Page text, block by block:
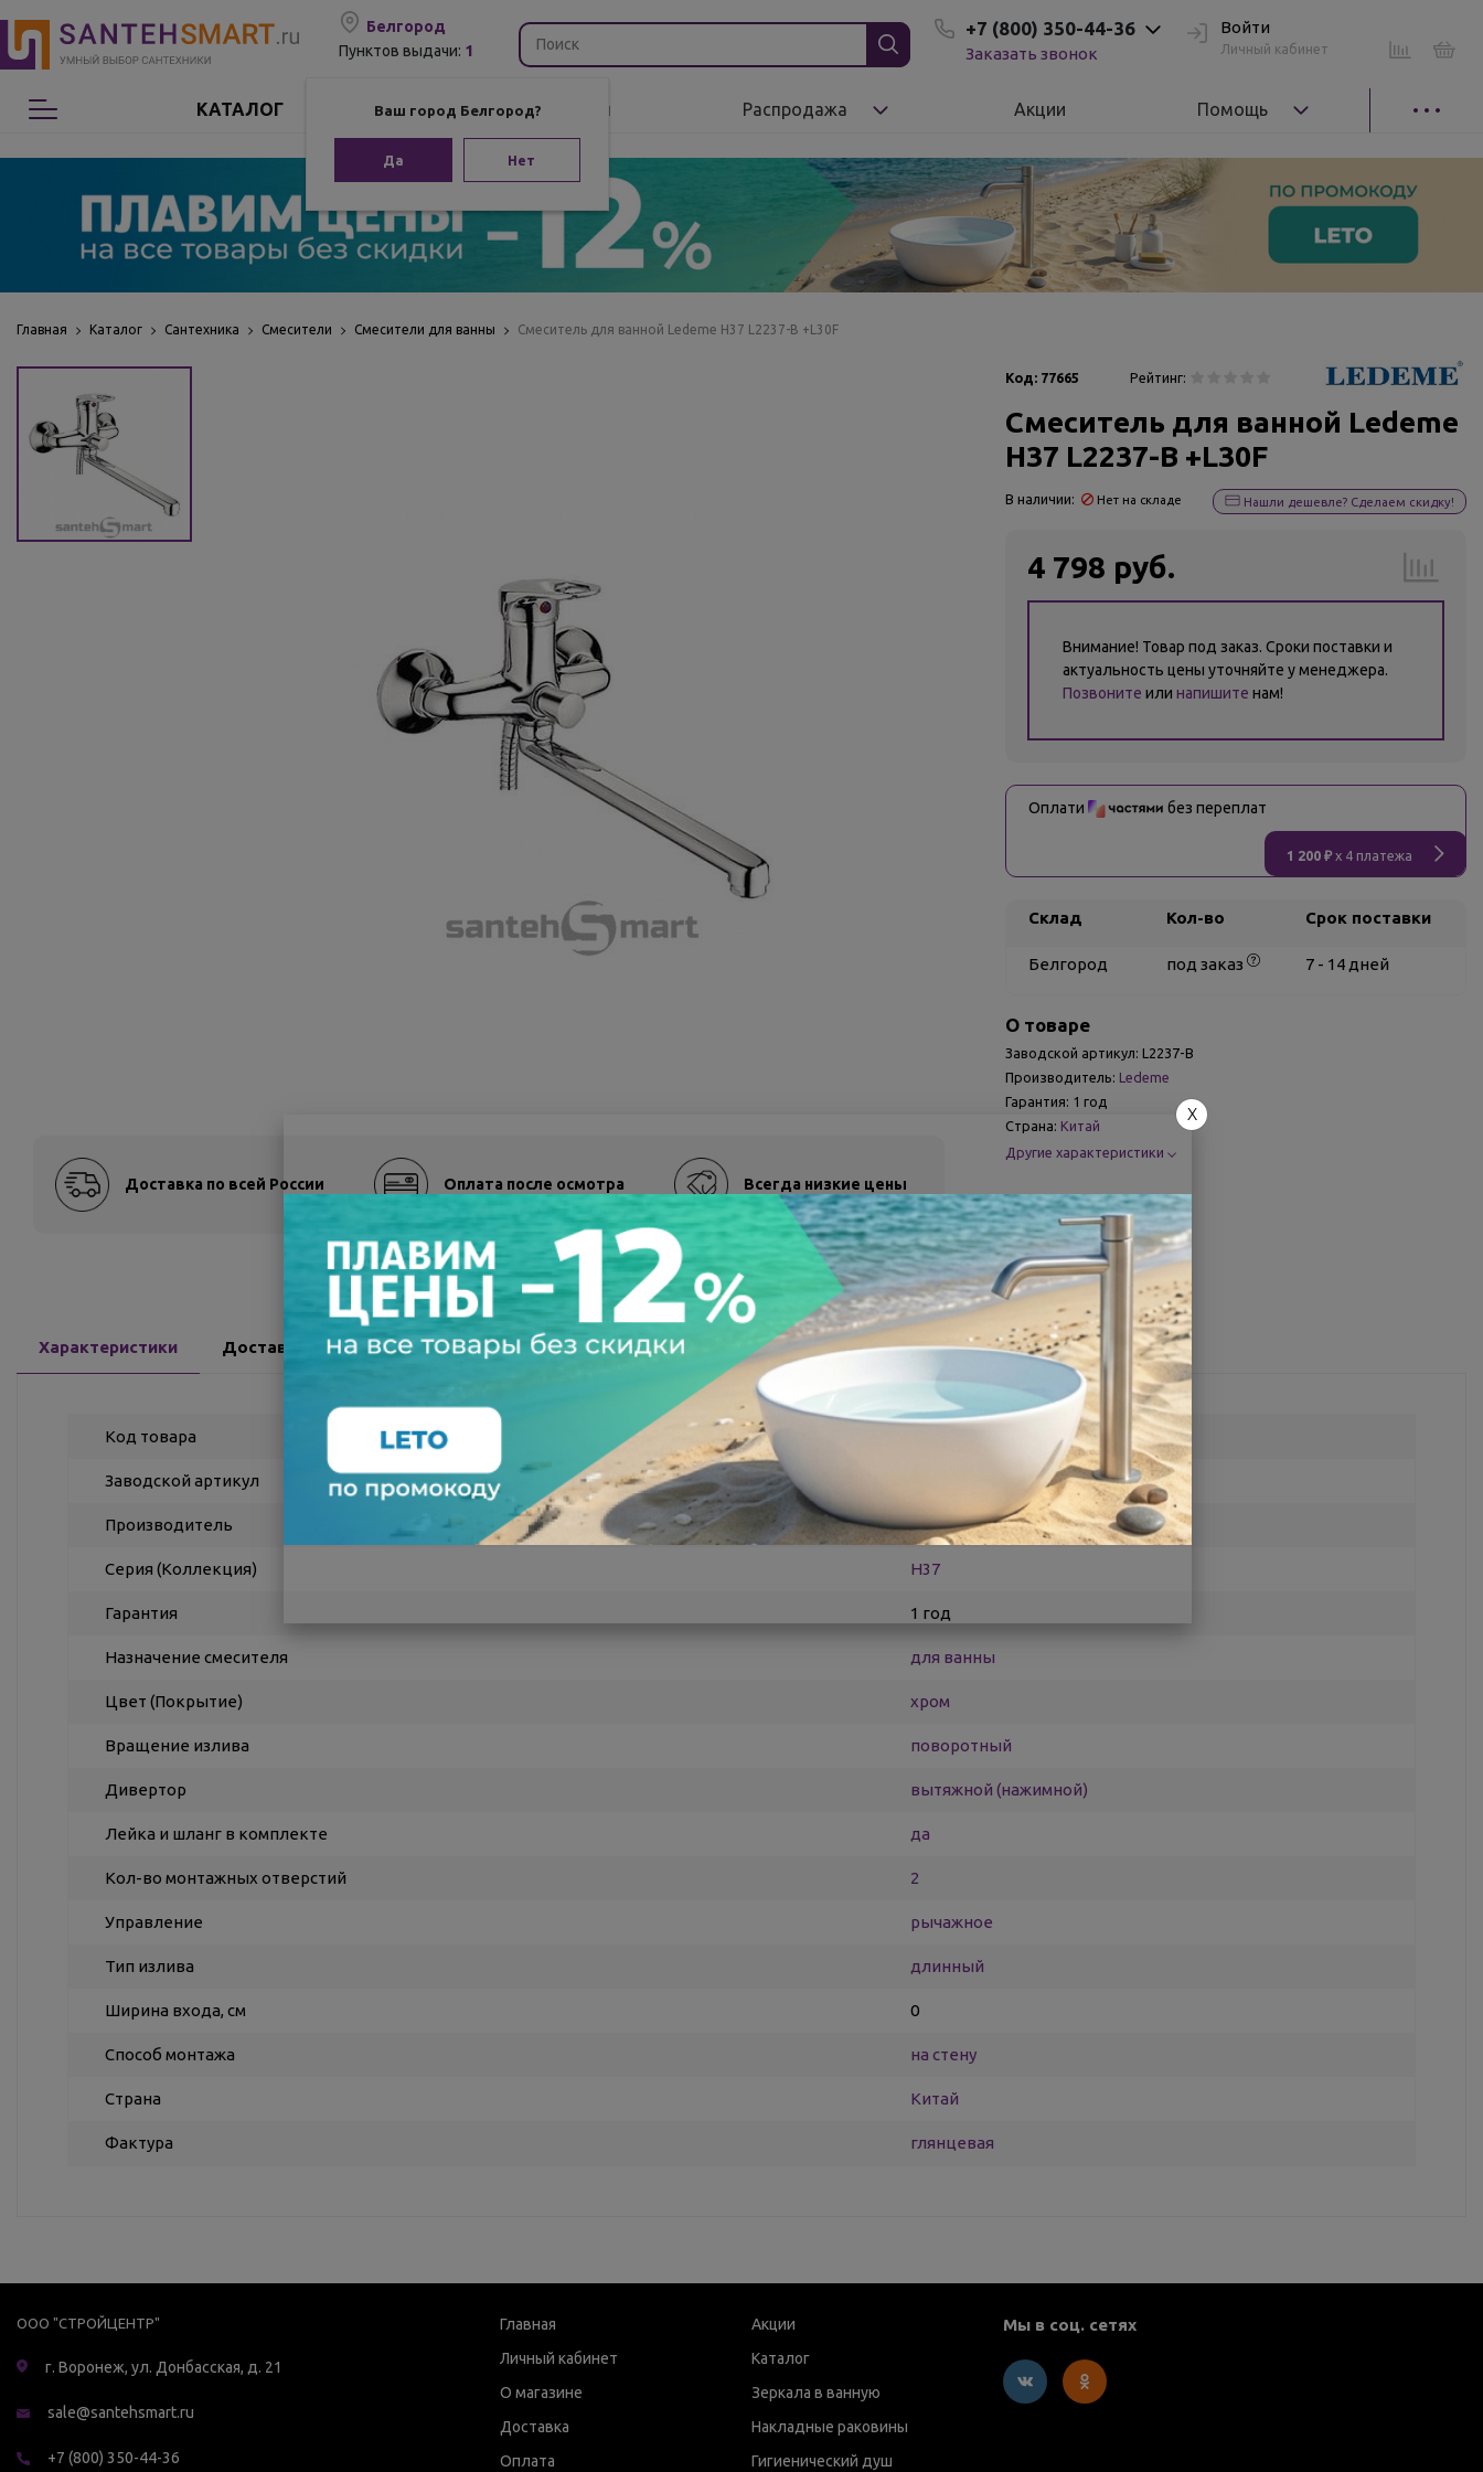
Белгород
Пунктов выдачи: 1
Ваш город Белгород?
Да Нет
+7 (800) 350-44-36
Заказать звонок
Войти
Личный кабинет
КАТАЛОГ
Сантехника
Мебель для ванной
Аксессуары для ванной
Комплектующие
Бренды Распродажа Акции Помощь
Главная Каталог Сантехника Смесители Смесители для ванны Смеситель для ванной Ledeme Н37 L2237-В +L30F
Доставка по всей России Оплата после осмотра Всегда низкие цены
Код: 77665 Рейтинг:
Смеситель для ванной Ledeme
Н37 L2237-В +L30F
В наличии: Нет на складе Нашли дешевле? Сделаем скидку!
4 798 руб.
Внимание! Товар под заказ. Сроки поставки и
актуальность цены уточняйте у менеджера.
Позвоните или напишите нам!
Оплати без переплат
1 200 ₽x 4 платежа
Склад Кол-во Срок поставки
Белгород под заказ 7 - 14 дней
О товаре
Заводской артикул: L2237-В
Производитель: Ledeme
Гарантия: 1 год
Страна: Китай
Другие характеристики
Поделиться
Характеристики Доставка Отзывы
Код товара
Заводской артикул
Производитель Ledeme
Серия (Коллекция) Н37
Гарантия 1 год
Назначение смесителя для ванны
Цвет (Покрытие) хром
Вращение излива поворотный
Дивертор вытяжной (нажимной)
Лейка и шланг в комплекте да
Кол-во монтажных отверстий 2
Управление рычажное
Тип излива длинный
Ширина входа, см 0
Способ монтажа на стену
Страна Китай
Фактура глянцевая
ООО "СТРОЙЦЕНТР"
г. Воронеж, ул. Донбасская, д. 21
sale@santehsmart.ru
+7 (800) 350-44-36
Главная
Личный кабинет
О магазине
Доставка
Оплата
Акции
Каталог
Зеркала в ванную
Накладные раковины
Гигиенический душ
Мы в соц. сетях
X